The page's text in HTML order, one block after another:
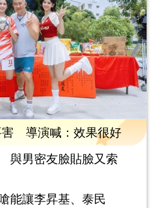
害 導演喊：效果很好
與男密友臉貼臉又索
能讓李昇基、泰民